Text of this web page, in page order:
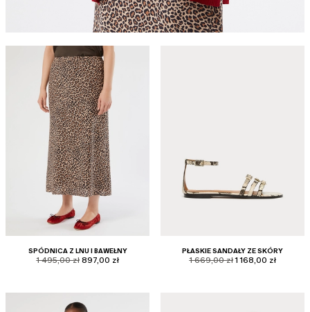
SPÓDNICA Z LNU I BAWEŁNY
product.price.original
1 495,00 zł product.price.sale
897,00 zł
PŁASKIE SANDAŁY ZE SKÓRY
product.price.original
1 669,00 złproduct.price.sale
1 168,00 zł